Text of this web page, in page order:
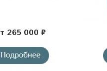
265 000 ₽